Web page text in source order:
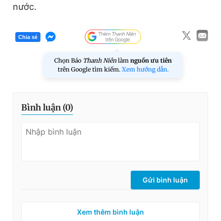
nước.
Chia sẻ
Chọn Báo Thanh Niên làm nguồn ưu tiên
trên Google tìm kiếm. Xem hướng dẫn.
Bình luận (0)
Gửi bình luận
Xem thêm bình luận